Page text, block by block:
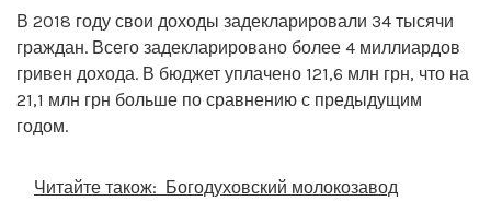
В 2018 году свои доходы задекларировали 34 тысячи
граждан. Всего задекларировано более 4 миллиардов
гривен дохода. В бюджет уплачено 121,6 млн грн, что на
21,1 млн грн больше по сравнению с предыдущим
годом.
Читайте також: Богодуховский молокозавод